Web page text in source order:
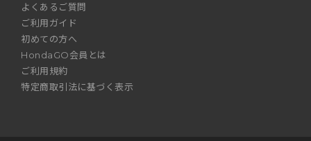
よくあるご質問
ご利用ガイド
初めての方へ
HondaGO会員とは
ご利用規約
特定商取引法に基づく表示